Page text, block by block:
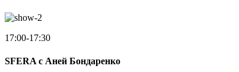
17:00-17:30
SFERA с Аней Бондаренко